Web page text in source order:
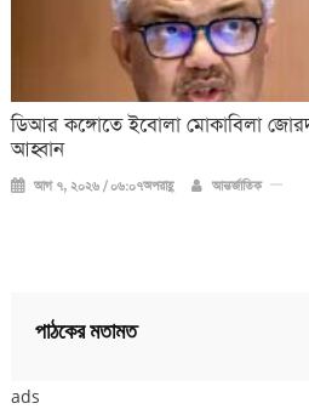
ডিআর কঙ্গোতে ইবোলা মোকাবিলা
আহ্বান
আগ ৭, ২০২৬ / ০৬:০৭অপরাহ্ণ আন্তর্জাতিক
পাঠকের মতামত
ads